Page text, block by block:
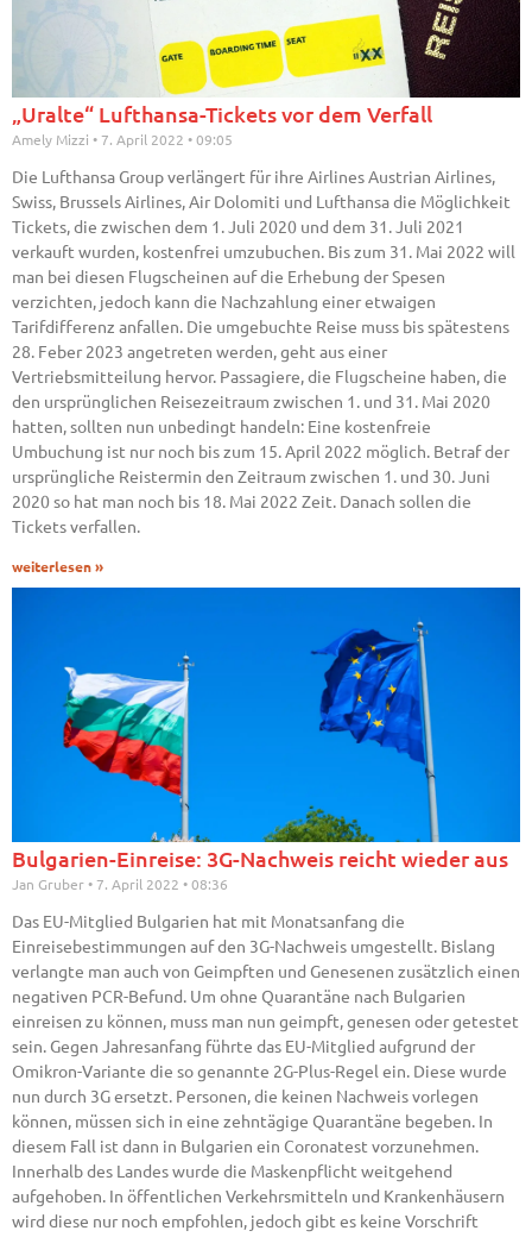
„Uralte“ Lufthansa-Tickets vor dem Verfall
Amely Mizzi 7. April 2022 09:05
Die Lufthansa Group verlängert für ihre Airlines Austrian Airlines,
Swiss, Brussels Airlines, Air Dolomiti und Lufthansa die Möglichkeit
Tickets, die zwischen dem 1. Juli 2020 und dem 31. Juli 2021
verkauft wurden, kostenfrei umzubuchen. Bis zum 31. Mai 2022 will
man bei diesen Flugscheinen auf die Erhebung der Spesen
verzichten, jedoch kann die Nachzahlung einer etwaigen
Tarifdifferenz anfallen. Die umgebuchte Reise muss bis spätestens
28. Feber 2023 angetreten werden, geht aus einer
Vertriebsmitteilung hervor. Passagiere, die Flugscheine haben, die
den ursprünglichen Reisezeitraum zwischen 1. und 31. Mai 2020
hatten, sollten nun unbedingt handeln: Eine kostenfreie
Umbuchung ist nur noch bis zum 15. April 2022 möglich. Betraf der
ursprüngliche Reistermin den Zeitraum zwischen 1. und 30. Juni
2020 so hat man noch bis 18. Mai 2022 Zeit. Danach sollen die
Tickets verfallen.
weiterlesen »
Bulgarien-Einreise: 3G-Nachweis reicht wieder aus
Jan Gruber 7. April 2022 08:36
Das EU-Mitglied Bulgarien hat mit Monatsanfang die
Einreisebestimmungen auf den 3G-Nachweis umgestellt. Bislang
verlangte man auch von Geimpften und Genesenen zusätzlich einen
negativen PCR-Befund. Um ohne Quarantäne nach Bulgarien
einreisen zu können, muss man nun geimpft, genesen oder getestet
sein. Gegen Jahresanfang führte das EU-Mitglied aufgrund der
Omikron-Variante die so genannte 2G-Plus-Regel ein. Diese wurde
nun durch 3G ersetzt. Personen, die keinen Nachweis vorlegen
können, müssen sich in eine zehntägige Quarantäne begeben. In
diesem Fall ist dann in Bulgarien ein Coronatest vorzunehmen.
Innerhalb des Landes wurde die Maskenpflicht weitgehend
aufgehoben. In öffentlichen Verkehrsmitteln und Krankenhäusern
wird diese nur noch empfohlen, jedoch gibt es keine Vorschrift